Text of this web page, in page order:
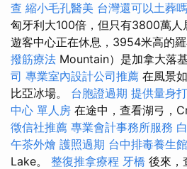
查 縮小毛孔醫美 台灣還可以土葬嗎
匈牙利大100倍，但只有3800萬人
遊客中心正在休息，3954米高的
撥筋療法 Mountain）是加拿大落
司 專業室內設計公司推薦 在風景
比亞冰場。 台胞證過期 提供量身
中心 單人房 在途中，查看湖弓，
徵信社推薦 專業會計事務所服務
午茶外燴 護照過期 台中排毒養生
Lake。 整復推拿療程 牙橋 後來，